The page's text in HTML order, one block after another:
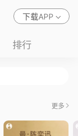
下载APP
排行
更多